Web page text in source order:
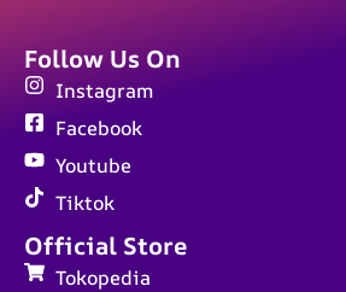
Official Store
Tokopedia
Follow Us On
Instagram
Facebook
Youtube
Tiktok